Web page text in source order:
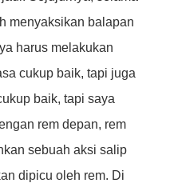
menyaksikan balapan
harus melakukan
cukup baik, tapi juga
baik, tapi saya
rem depan, rem
sebuah aksi salip
dipicu oleh rem. Di